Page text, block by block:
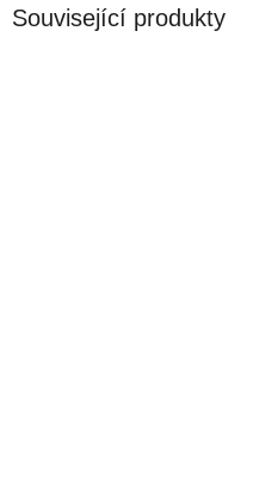
Související produkty